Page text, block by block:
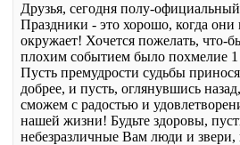
Друзья, сегодня полу-
Праздники - это хорошо, когда они
окружает! Хочется пожелать, что-
плохим событием было похмелие 1
Пусть премудрости судьбы
добрее, и пусть, оглянувшись
сможем с радостью и
нашей жизни! Будьте здоровы,
небезразличные Вам люди и звери,